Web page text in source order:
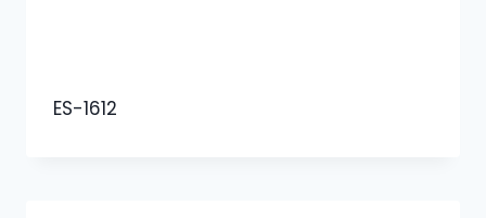
ES-1612